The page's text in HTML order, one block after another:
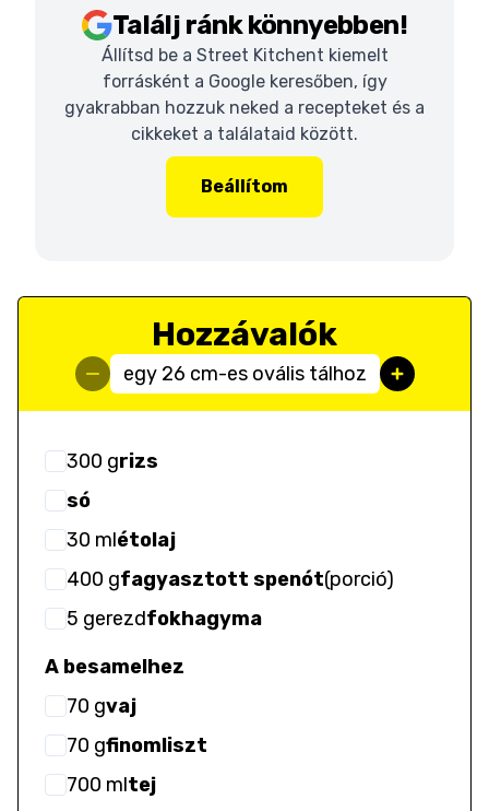
Találj ránk könnyebben!
Állítsd be a Street Kitchent kiemelt
forrásként a Google keresőben, így
gyakrabban hozzuk neked a recepteket és a
cikkeket a találataid között.
Beállítom
Hozzávalók
egy 26 cm-es ovális tálhoz
300 grizs
só
30 mlétolaj
400 gfagyasztott spenót(porció)
5 gerezdfokhagyma
A besamelhez
70 gvaj
70 gfinomliszt
700 mltej